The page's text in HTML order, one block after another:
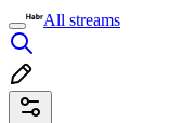
All streams